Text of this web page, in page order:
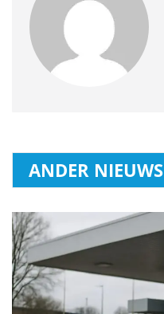
ANDER NIEUWS